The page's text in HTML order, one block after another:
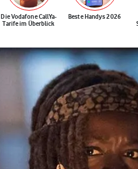
Die Vodafone CallYa-
Tarife im Überblick
Beste Handys 2026